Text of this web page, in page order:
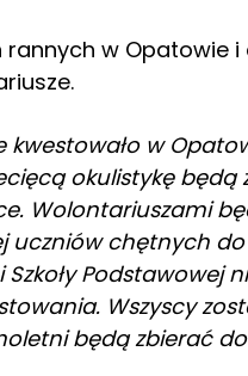
rannych w Opatowie
kwestowało w
okulistykę
Wolontariuszami
uczniów chętnych do
Szkoły Podstawowej
Wszyscy
będą zbierać